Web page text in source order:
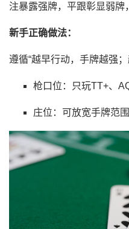
注暴露强牌，平跟彰显弱牌
新手正确做法：
遵循“越早行动，手牌越强
枪口位：只玩TT+、
庄位：可放宽手牌范